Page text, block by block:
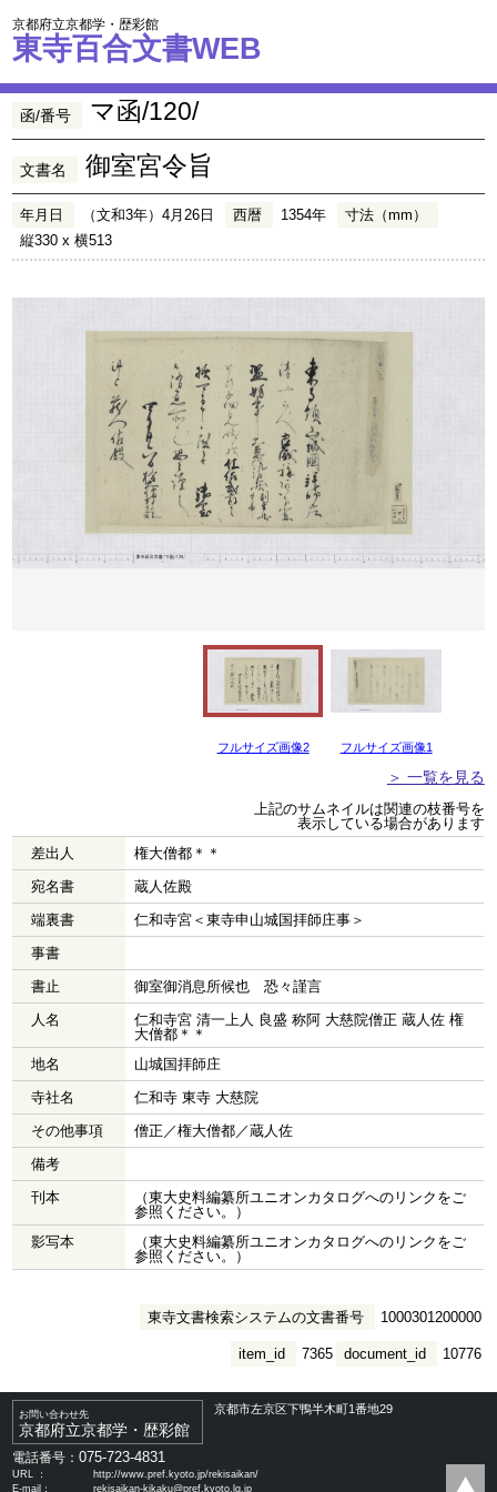
京都府立京都学・歴彩館
東寺百合文書WEB
函/番号 マ函/120/
文書名 御室宮令旨
年月日 （文和3年）4月26日 西暦 1354年
寸法（mm）
縦330 x 横513
フルサイズ画像2 フルサイズ画像1
＞ 一覧を見る
上記のサムネイルは関連の枝番号を
表示している場合があります
差出人
権大僧都＊＊
宛名書
蔵人佐殿
端裏書
仁和寺宮＜東寺申山城国拝師庄事＞
事書
書止
御室御消息所候也 恐々謹言
人名
仁和寺宮 清一上人 良盛 称阿 大慈院僧正 蔵人佐 権
大僧都＊＊
地名
山城国拝師庄
寺社名
仁和寺 東寺 大慈院
その他事項
僧正／権大僧都／蔵人佐
備考
刊本
（東大史料編纂所ユニオンカタログへのリンクをご
参照ください。）
影写本
（東大史料編纂所ユニオンカタログへのリンクをご
参照ください。）
東寺文書検索システムの文書番号 1000301200000
document_id 10776
item_id 7365
お問い合わせ先
京都府立京都学・歴彩館
京都市左京区下鴨半木町1番地29
電話番号：075-723-4831
URL ：
http://www.pref.kyoto.jp/rekisaikan/
E-mail：
rekisaikan-kikaku@pref.kyoto.lg.jp